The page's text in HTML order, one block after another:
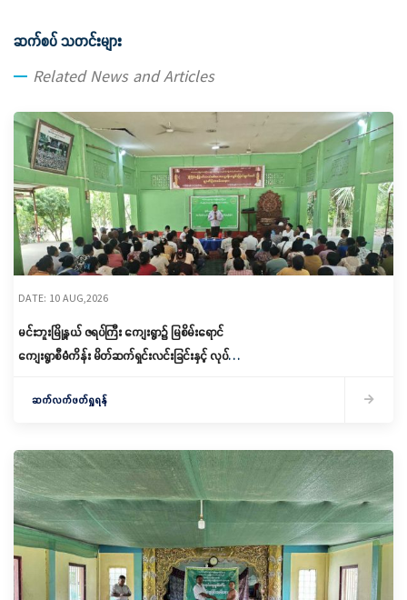
ဆက်စပ် သတင်းများ
Related News and Articles
DATE: 10 AUG,2026
မင်းဘူးမြို့နယ် ဇရပ်ကြီး ကျေးရွာ၌ မြစိမ်းရောင်
ကျေးရွာစီမံကိန်း မိတ်ဆက်ရှင်းလင်းခြင်းနှင့် လုပ်ငန်း
ဆက်လက်ဖတ်ရှုရန်